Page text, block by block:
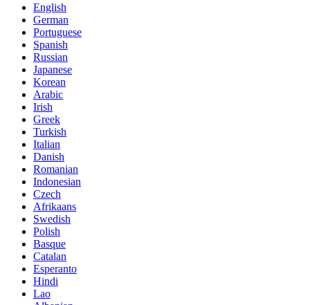
English
German
Portuguese
Spanish
Russian
Japanese
Korean
Arabic
Irish
Greek
Turkish
Italian
Danish
Romanian
Indonesian
Czech
Afrikaans
Swedish
Polish
Basque
Catalan
Esperanto
Hindi
Lao